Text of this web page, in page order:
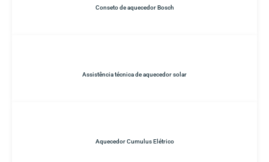
Conseto de aquecedor Bosch
Assistência técnica de aquecedor solar
Aquecedor Cumulus Elétrico